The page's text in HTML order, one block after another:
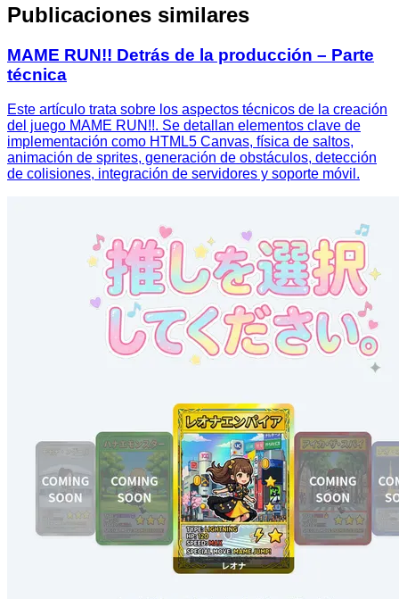
Publicaciones similares
MAME RUN!! Detrás de la producción – Parte
técnica
Este artículo trata sobre los aspectos técnicos de la creación
del juego MAME RUN!!. Se detallan elementos clave de
implementación como HTML5 Canvas, física de saltos,
animación de sprites, generación de obstáculos, detección
de colisiones, integración de servidores y soporte móvil.